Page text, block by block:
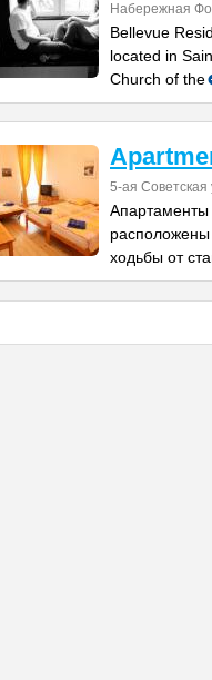
Набережная
Bellevue
located in
Church of the
5-ая Советская
Апартаменты
расположены
ходьбы от